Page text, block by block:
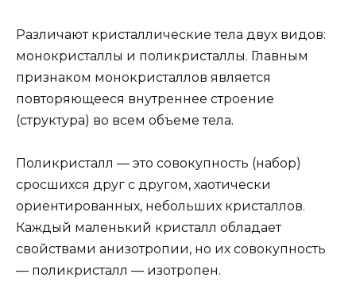
Различают кристаллические тела двух видов:
монокристаллы и поликристаллы. Главным
признаком монокристаллов является
повторяющееся внутреннее строение
(структура) во всем объеме тела.
Поликристалл — это совокупность (набор)
сросшихся друг с другом, хаотически
ориентированных, небольших кристаллов.
Каждый маленький кристалл обладает
свойствами анизотропии, но их совокупность
— поликристалл — изотропен.